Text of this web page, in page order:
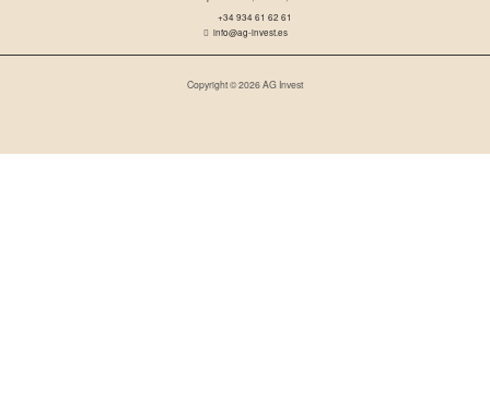
+34 934 61 62 61
info@ag-invest.es
Copyright © 2026 AG Invest